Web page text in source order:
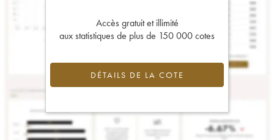
Accès gratuit et illimité
aux statistiques de plus de 150 000 cotes
DÉTAILS DE LA COTE